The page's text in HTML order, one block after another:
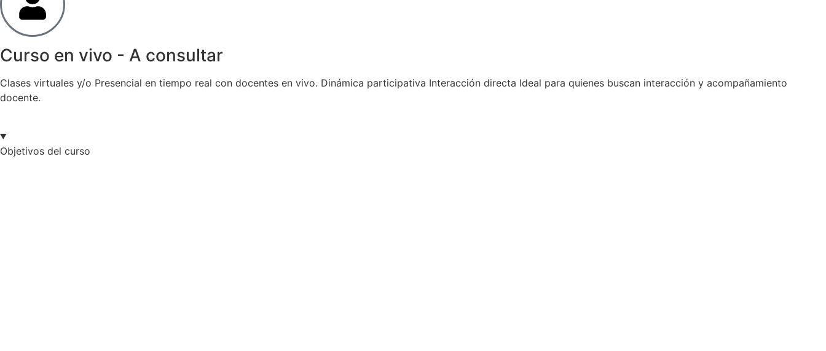
Curso en vivo - A consultar
Clases virtuales y/o Presencial en tiempo real con docentes en vivo. Dinámica participativa Interacción directa Ideal para quienes buscan interacción y acompañamiento
docente.
Objetivos del curso